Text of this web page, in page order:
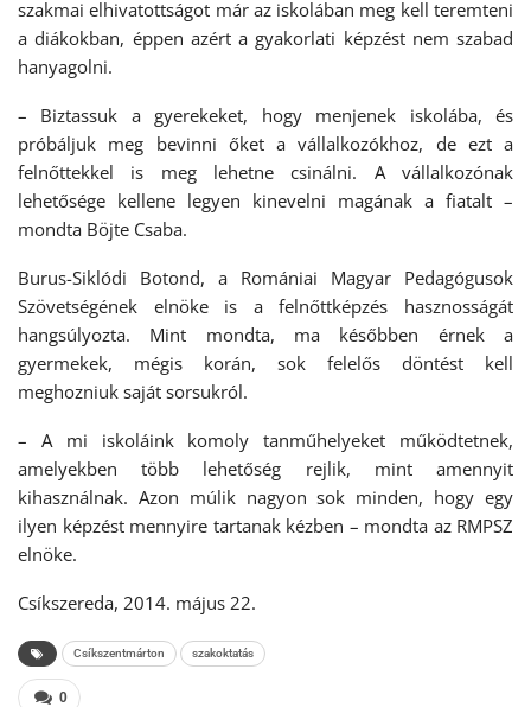
szakmai elhivatottságot már az iskolában meg kell teremteni
a diákokban, éppen azért a gyakorlati képzést nem szabad
hanyagolni.
– Biztassuk a gyerekeket, hogy menjenek iskolába, és
próbáljuk meg bevinni őket a vállalkozókhoz, de ezt a
felnőttekkel is meg lehetne csinálni. A vállalkozónak
lehetősége kellene legyen kinevelni magának a fiatalt –
mondta Böjte Csaba.
Burus-Siklódi Botond, a Romániai Magyar Pedagógusok
Szövetségének elnöke is a felnőttképzés hasznosságát
hangsúlyozta. Mint mondta, ma későbben érnek a
gyermekek, mégis korán, sok felelős döntést kell
meghozniuk saját sorsukról.
– A mi iskoláink komoly tanműhelyeket működtetnek,
amelyekben több lehetőség rejlik, mint amennyit
kihasználnak. Azon múlik nagyon sok minden, hogy egy
ilyen képzést mennyire tartanak kézben – mondta az RMPSZ
elnöke.
Csíkszereda, 2014. május 22.
Csíkszentmárton szakoktatás
0